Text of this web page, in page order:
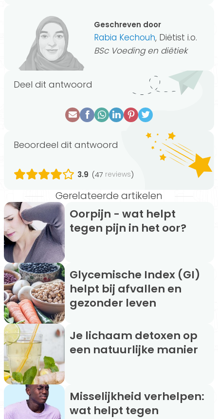
Geschreven door
Rabia Kechouh, Diëtist i.o.
BSc Voeding en diëtiek
Deel dit antwoord
Beoordeel dit antwoord
3.9 (47 reviews)
Gerelateerde artikelen
Oorpijn - wat helpt
tegen pijn in het oor?
Glycemische Index (GI)
helpt bij afvallen en
gezonder leven
Je lichaam detoxen op
een natuurlijke manier
Misselijkheid verhelpen:
wat helpt tegen